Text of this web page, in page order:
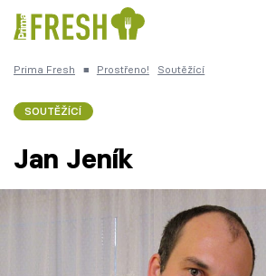
Česká kuchyně
Témata
Prima Fresh ■ Prostřeno! Soutěžící
SOUTĚŽÍCÍ
Jan Jeník